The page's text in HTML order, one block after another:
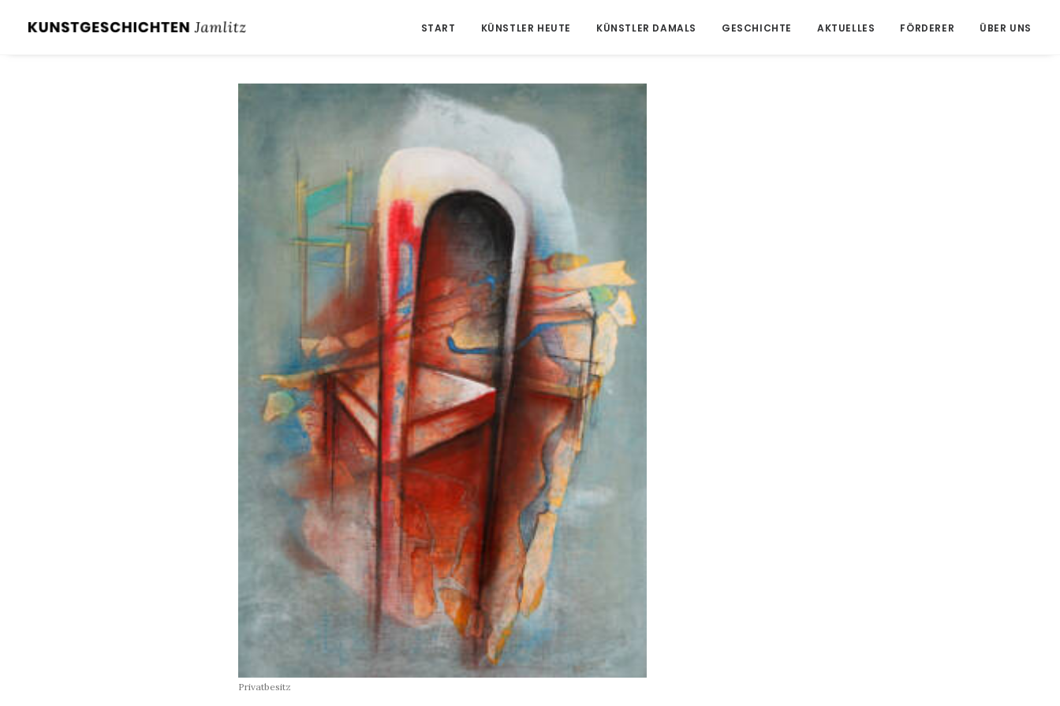
START KÜNSTLER HEUTE KÜNSTLER DAMALS GESCHICHTE AKTUELLES FÖRDERER ÜBER UNS
Privatbesitz